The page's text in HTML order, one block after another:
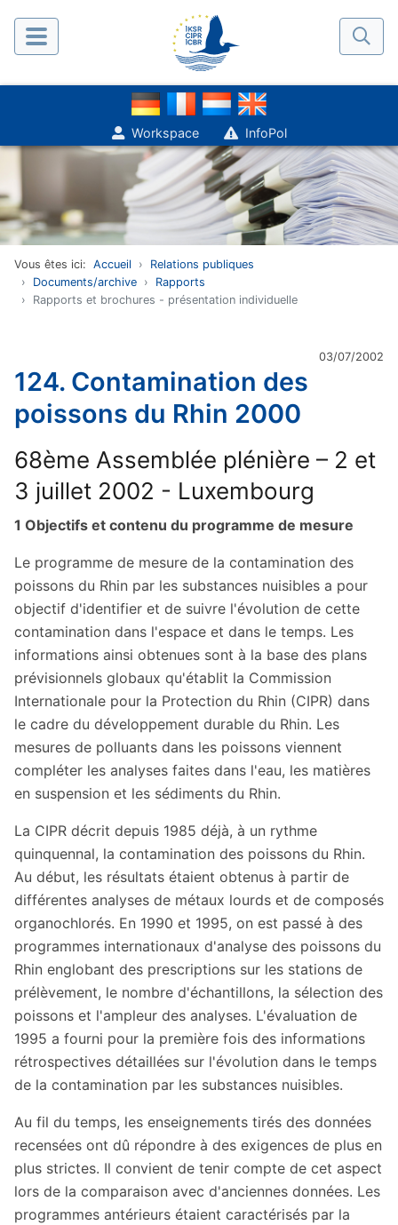
Workspace InfoPol
Vous êtes ici: Accueil
Relations publiques
Documents/archive
Rapports
Rapports et brochures - présentation individuelle
03/07/2002
124. Contamination des
poissons du Rhin 2000
68ème Assemblée plénière – 2 et
3 juillet 2002 - Luxembourg
1 Objectifs et contenu du programme de mesure
Le programme de mesure de la contamination des
poissons du Rhin par les substances nuisibles a pour
objectif d'identifier et de suivre l'évolution de cette
contamination dans l'espace et dans le temps. Les
informations ainsi obtenues sont à la base des plans
prévisionnels globaux qu'établit la Commission
Internationale pour la Protection du Rhin (CIPR) dans
le cadre du développement durable du Rhin. Les
mesures de polluants dans les poissons viennent
compléter les analyses faites dans l'eau, les matières
en suspension et les sédiments du Rhin.
La CIPR décrit depuis 1985 déjà, à un rythme
quinquennal, la contamination des poissons du Rhin.
Au début, les résultats étaient obtenus à partir de
différentes analyses de métaux lourds et de composés
organochlorés. En 1990 et 1995, on est passé à des
programmes internationaux d'analyse des poissons du
Rhin englobant des prescriptions sur les stations de
prélèvement, le nombre d'échantillons, la sélection des
poissons et l'ampleur des analyses. L'évaluation de
1995 a fourni pour la première fois des informations
rétrospectives détaillées sur l'évolution dans le temps
de la contamination par les substances nuisibles.
Au fil du temps, les enseignements tirés des données
recensées ont dû répondre à des exigences de plus en
plus strictes. Il convient de tenir compte de cet aspect
lors de la comparaison avec d'anciennes données. Les
programmes antérieurs étaient caractérisés par la